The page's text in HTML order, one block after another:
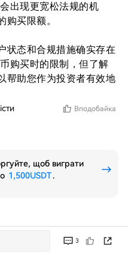
出现更宽松法规的机
购买限额。
状态和合规措施确实存在
购买时的限制，但了解
帮助您作为投资者有效地
Вподобайка
3
щоб виграти
1,500USDT.